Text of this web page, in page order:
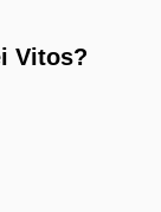
Vitos?